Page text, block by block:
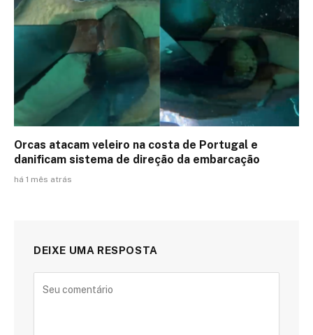
Orcas atacam veleiro na costa de Portugal e
danificam sistema de direção da embarcação
há 1 mês atrás
DEIXE UMA RESPOSTA